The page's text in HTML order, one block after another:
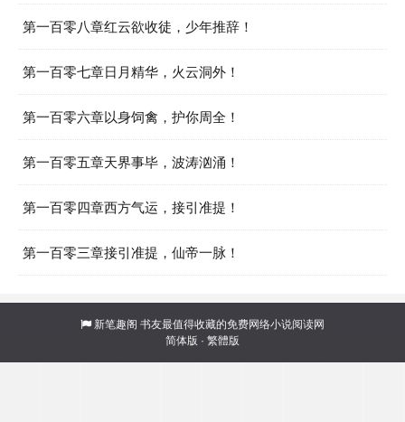
第一百零八章红云欲收徒，少年推辞！
第一百零七章日月精华，火云洞外！
第一百零六章以身饲禽，护你周全！
第一百零五章天界事毕，波涛汹涌！
第一百零四章西方气运，接引准提！
第一百零三章接引准提，仙帝一脉！
新笔趣阁 书友最值得收藏的免费网络小说阅读网
简体版 · 繁體版